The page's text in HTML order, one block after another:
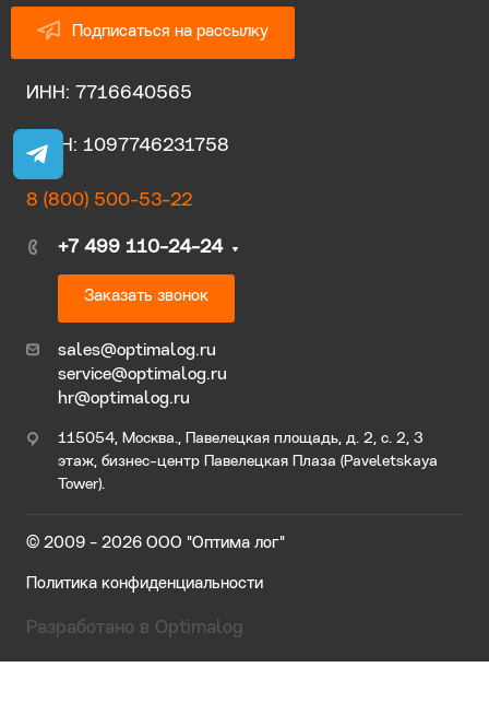
Подписаться на рассылку
ИНН: 7716640565
ОГРН: 1097746231758
8 (800) 500-53-22
+7 499 110-24-24
Заказать звонок
sales@optimalog.ru
service@optimalog.ru
hr@optimalog.ru
115054, Москва., Павелецкая площадь, д. 2, с. 2, 3
этаж, бизнес-центр Павелецкая Плаза (Paveletskaya
Tower).
© 2009 - 2026 ООО "Оптима лог"
Политика конфиденциальности
Разработано в Optimalog